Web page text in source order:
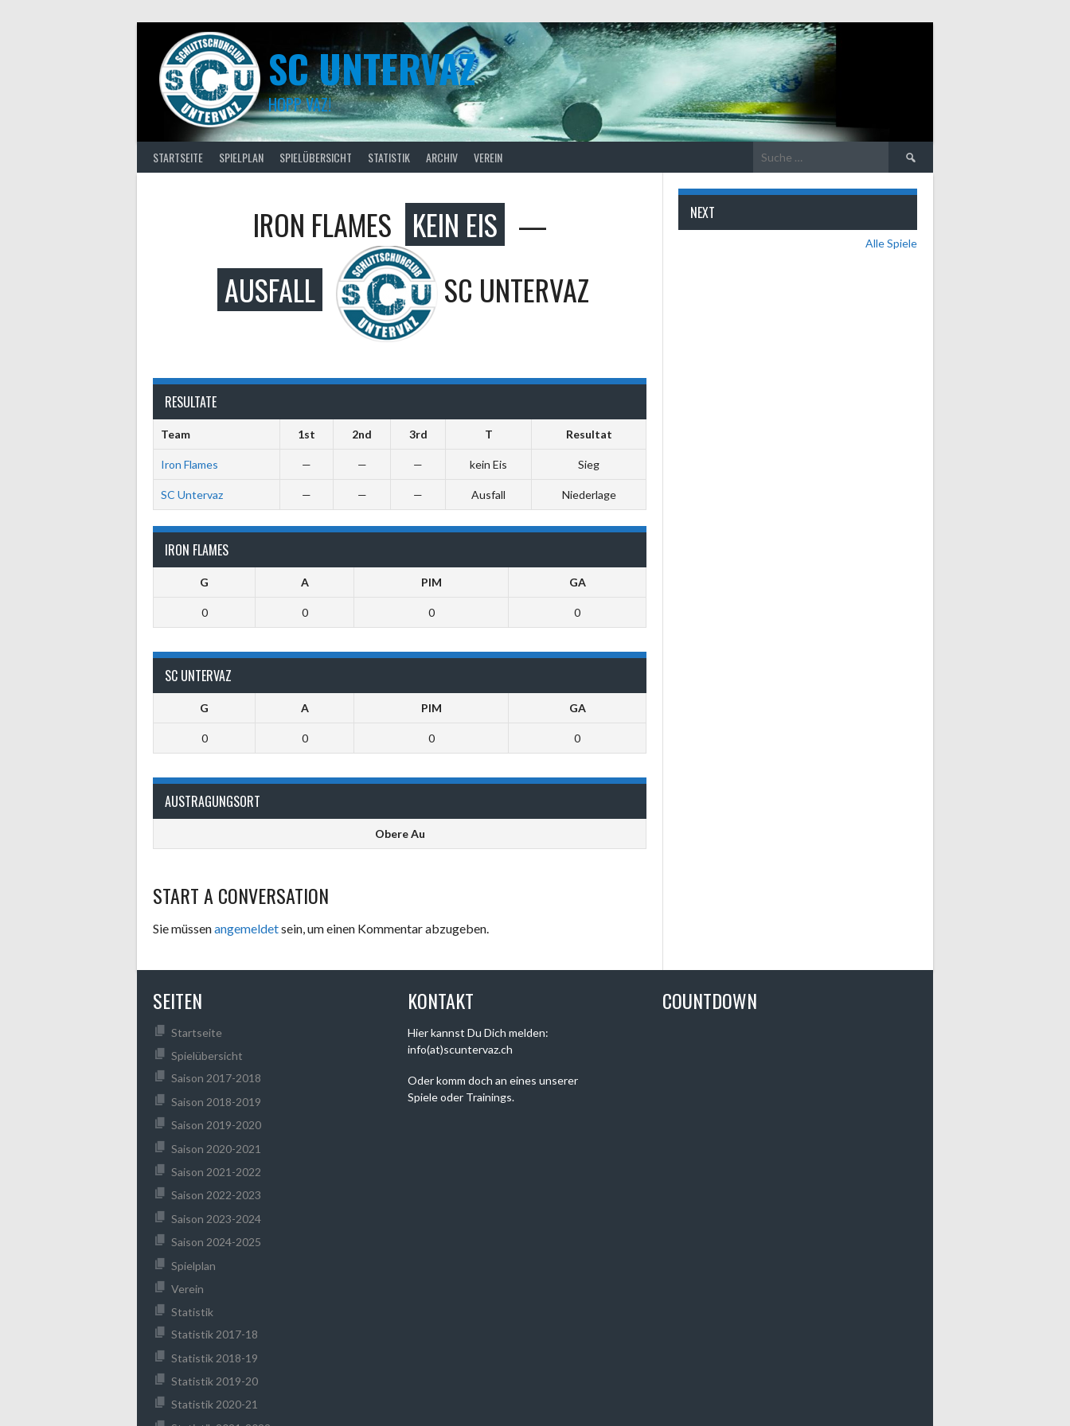
SC UNTERVAZ
HOPP VAZ!
STARTSEITE SPIELPLAN SPIELÜBERSICHT STATISTIK ARCHIV VEREIN
Suche
nach:
IRON FLAMES KEIN EIS —
AUSFALL
SC UNTERVAZ
RESULTATE
Team 1st 2nd 3rd T Resultat
Iron Flames — — — kein Eis Sieg
SC Untervaz — — — Ausfall Niederlage
IRON FLAMES
G A PIM GA
0 0 0 0
SC UNTERVAZ
G A PIM GA
0 0 0 0
AUSTRAGUNGSORT
Obere Au
START A CONVERSATION
Sie müssenangemeldetsein, um einen Kommentar abzugeben.
NEXT
Alle Spiele
SEITEN
Startseite
Spielübersicht
Saison 2017-2018
Saison 2018-2019
Saison 2019-2020
Saison 2020-2021
Saison 2021-2022
Saison 2022-2023
Saison 2023-2024
Saison 2024-2025
Spielplan
Verein
Statistik
Statistik 2017-18
Statistik 2018-19
Statistik 2019-20
Statistik 2020-21
KONTAKT
Hier kannst Du Dich melden:
info(at)scuntervaz.ch
Oder komm doch an eines unserer
Spiele oder Trainings.
COUNTDOWN